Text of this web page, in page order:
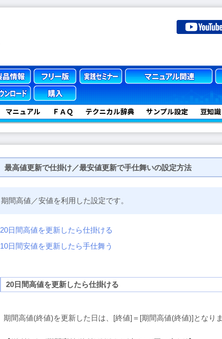
マニュアル ＦＡＱ テクニカル辞典 サンプル設定 豆知識
最高値更新で仕掛け／最安値更新で手仕舞いの設定方法
期間高値／安値を利用した設定です。
20日間高値を更新したら仕掛ける
10日間安値を更新したら手仕舞う
20日間高値を更新したら仕掛ける
期間高値(終値)を更新した日は、[終値]＝[期間高値(終値)]となりま